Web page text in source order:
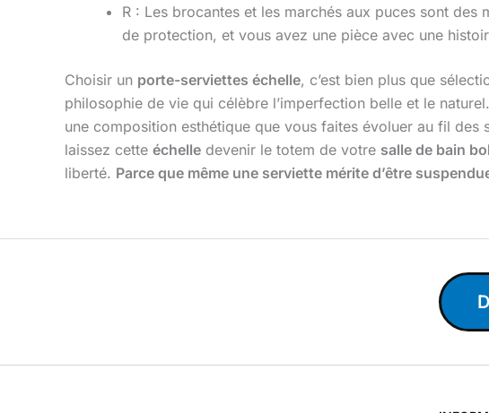
R : Les brocantes et les marchés aux puces sont des
de protection, et vous avez une pièce avec une
Choisir un porte-serviettes échelle, c’est bien plus que
philosophie de vie qui célèbre l’imperfection belle et le
une composition esthétique que vous faites évoluer au fil
laissez cette échelle devenir le totem de votre salle de bain
liberté. Parce que même une serviette mérite d’être